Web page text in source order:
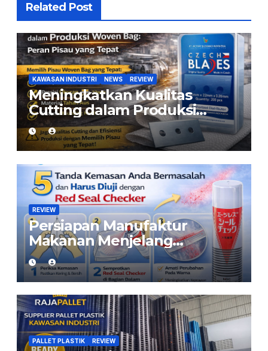
Related Post
KAWASAN INDUSTRI NEWS REVIEW
Meningkatkan Kualitas
Cutting dalam Produksi
Woven Bag: Peran Pisau yang
Tepat
REVIEW
Persiapan Manufaktur
Makanan Menjelang
Ramadan: Pastikan Kemasan
Aman dengan Red Seal
Checker
PALLET PLASTIK REVIEW